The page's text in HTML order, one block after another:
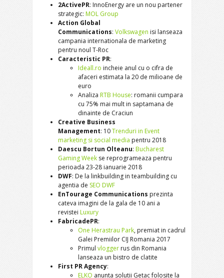
2ActivePR: InnoEnergy are un nou partener
strategic: MOL Group
Action Global
Communications: Volkswagen isi lanseaza
campania internationala de marketing
pentru noul T-Roc
Caracteristic PR:
Ideall.ro incheie anul cu o cifra de
afaceri estimata la 20 de milioane de
euro
Analiza RTB House: romanii cumpara
cu 75% mai mult in saptamana de
dinainte de Craciun
Creative Business
Management: 10Trenduri in Event
marketing si social media pentru 2018
Daescu Bortun Olteanu: Bucharest
Gaming Week se reprogrameaza pentru
perioada 23-28 ianuarie 2018
DWF: De la linkbuilding in teambuilding cu
agentia de SEO DWF
EnTourage Communications prezinta
cateva imagini de la gala de 10 ani a
revistei Luxury
FabricadePR:
One Herastrau Park, premiat in cadrul
Galei Premiilor CIJ Romania 2017
Primul vlogger rus din Romania
lanseaza un bistro de clatite
First PR Agency:
ELKO anunta solutii Getac folosite la